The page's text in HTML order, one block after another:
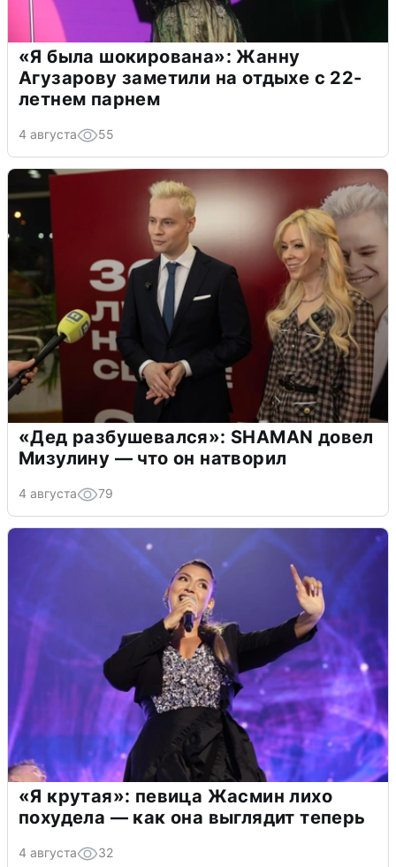
«Я была шокирована»: Жанну
Агузарову заметили на отдыхе с 22-
летнем парнем
4 августа 55
«Дед разбушевался»: SHAMAN довел
Мизулину — что он натворил
4 августа 79
«Я крутая»: певица Жасмин лихо
похудела — как она выглядит теперь
4 августа 32